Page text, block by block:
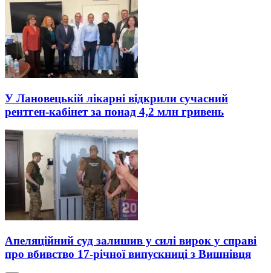
У Лановецькій лікарні відкрили сучасний
рентген-кабінет за понад 4,2 млн гривень
Апеляційний суд залишив у силі вирок у справі
про вбивство 17-річної випускниці з Вишнівця